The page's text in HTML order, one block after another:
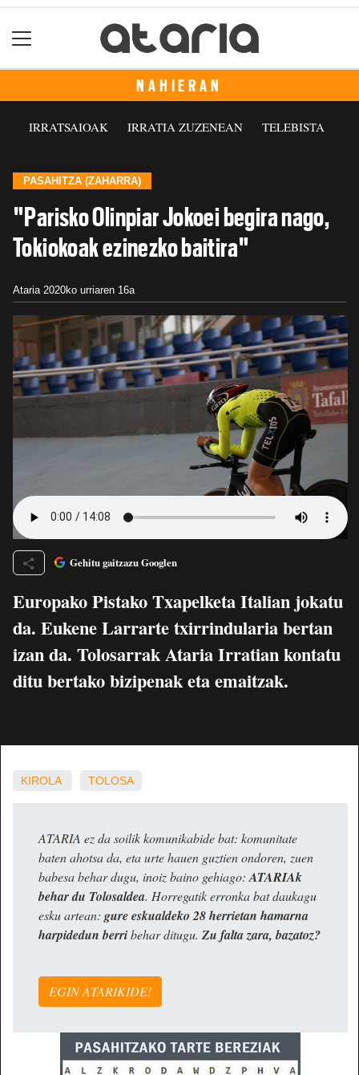
NAHIERAN
IRRATSAIOAK IRRATIA ZUZENEAN TELEBISTA
PASAHITZA (ZAHARRA)
"Parisko Olinpiar Jokoei begira nago,
Tokiokoak ezinezko baitira"
Ataria 2020ko urriaren 16a
Gehitu gaitzazu Googlen
Europako Pistako Txapelketa Italian jokatu
da. Eukene Larrarte txirrindularia bertan
izan da. Tolosarrak Ataria Irratian kontatu
ditu bertako bizipenak eta emaitzak.
KIROLA TOLOSA
ATARIA ez da soilik komunikabide bat: komunitate
baten ahotsa da, eta urte hauen guztien ondoren, zuen
babesa behar dugu, inoiz baino gehiago: ATARIAk
behar du Tolosaldea. Horregatik erronka bat daukagu
esku artean: gure eskualdeko 28 herrietan hamarna
harpidedun berribehar ditugu. Zu falta zara, bazatoz?
EGIN ATARIKIDE!